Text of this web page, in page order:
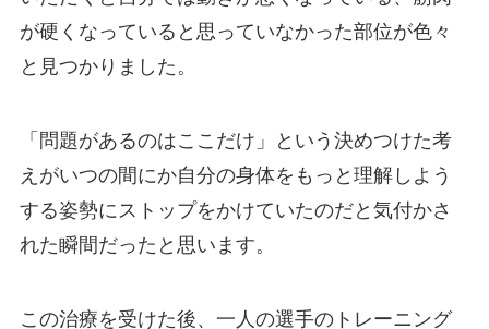
が硬くなっていると思っていなかった部位が色々
と見つかりました。
「問題があるのはここだけ」という決めつけた考
えがいつの間にか自分の身体をもっと理解しよう
する姿勢にストップをかけていたのだと気付かさ
れた瞬間だったと思います。
この治療を受けた後、一人の選手のトレーニング